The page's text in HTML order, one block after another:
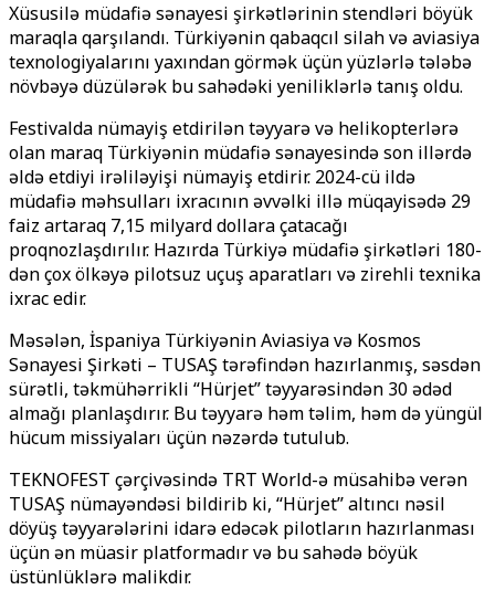
Xüsusilə müdafiə sənayesi şirkətlərinin stendləri böyük
maraqla qarşılandı. Türkiyənin qabaqcıl silah və aviasiya
texnologiyalarını yaxından görmək üçün yüzlərlə tələbə
növbəyə düzülərək bu sahədəki yeniliklərlə tanış oldu.
Festivalda nümayiş etdirilən təyyarə və helikopterlərə
olan maraq Türkiyənin müdafiə sənayesində son illərdə
əldə etdiyi irəliləyişi nümayiş etdirir. 2024-cü ildə
müdafiə məhsulları ixracının əvvəlki illə müqayisədə 29
faiz artaraq 7,15 milyard dollara çatacağı
proqnozlaşdırılır. Hazırda Türkiyə müdafiə şirkətləri 180-
dən çox ölkəyə pilotsuz uçuş aparatları və zirehli texnika
ixrac edir.
Məsələn, İspaniya Türkiyənin Aviasiya və Kosmos
Sənayesi Şirkəti – TUSAŞ tərəfindən hazırlanmış, səsdən
sürətli, təkmühərrikli “Hürjet” təyyarəsindən 30 ədəd
almağı planlaşdırır. Bu təyyarə həm təlim, həm də yüngül
hücum missiyaları üçün nəzərdə tutulub.
TEKNOFEST çərçivəsində TRT World-ə müsahibə verən
TUSAŞ nümayəndəsi bildirib ki, ‘‘Hürjet’’ altıncı nəsil
döyüş təyyarələrini idarə edəcək pilotların hazırlanması
üçün ən müasir platformadır və bu sahədə böyük
üstünlüklərə malikdir.